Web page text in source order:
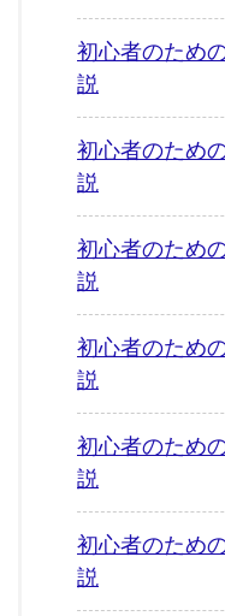
初心者のた
説
初心者のため
説
初心者のた
説
初心者のた
説
初心者のため
説
初心者のため
説